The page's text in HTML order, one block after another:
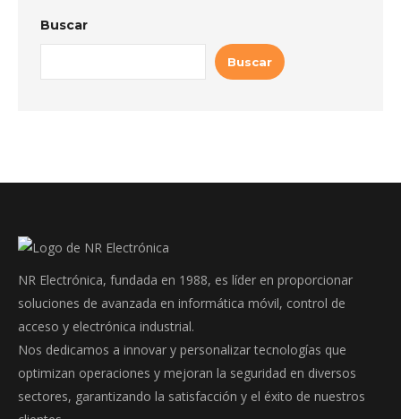
Buscar
Buscar
NR Electrónica, fundada en 1988, es líder en proporcionar
soluciones de avanzada en informática móvil, control de
acceso y electrónica industrial.
Nos dedicamos a innovar y personalizar tecnologías que
optimizan operaciones y mejoran la seguridad en diversos
sectores, garantizando la satisfacción y el éxito de nuestros